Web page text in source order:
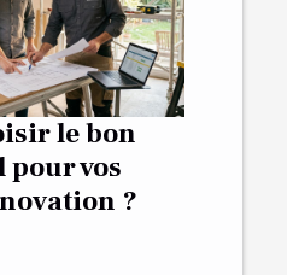
le bon
vos
?